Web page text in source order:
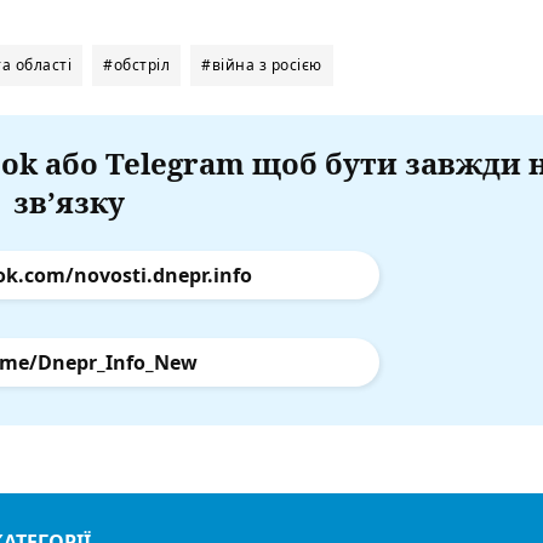
області #обстріл #війна з росією
або Telegram щоб бути завжди
зв’язку
novosti.dnepr.info
Dnepr_Info_New